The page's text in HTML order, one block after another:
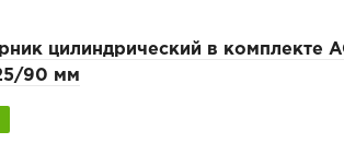
цилиндрический в комплекте
90 мм